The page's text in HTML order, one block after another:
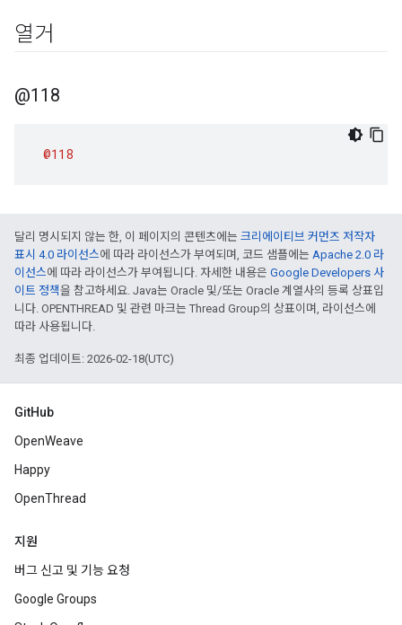
열거
@118
@118
달리 명시되지 않는 한, 이 페이지의 콘텐츠에는 크리에이티브 커먼즈 저작자
표시 4.0 라이선스에 따라 라이선스가 부여되며, 코드 샘플에는 Apache 2.0 라
이선스에 따라 라이선스가 부여됩니다. 자세한 내용은 Google Developers 사
이트 정책을 참고하세요. Java는 Oracle 및/또는 Oracle 계열사의 등록 상표입
니다. OPENTHREAD 및 관련 마크는 Thread Group의 상표이며, 라이선스에
따라 사용됩니다.
최종 업데이트: 2026-02-18(UTC)
GitHub
OpenWeave
Happy
OpenThread
지원
버그 신고 및 기능 요청
Google Groups